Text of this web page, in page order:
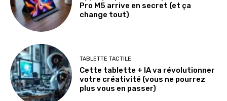
Pro M5 arrive en secret (et ça
change tout)
TABLETTE TACTILE
Cette tablette + IA va révolutionner
votre créativité (vous ne pourrez
plus vous en passer)